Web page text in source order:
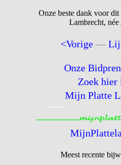
Onze beste dank voor
Lambrecht,
<Vorige —
Onze
Zoek hier
Mijn Platte
Meest recente